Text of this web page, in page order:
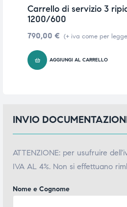
Carrello di servizio 3
1200/600
790,00 € (+ iva come per
AGGIUNGI AL CARRELLO
INVIO
ATTENZIONE: per usufruire
IVA AL 4%. Non si effettuano
Nome e Cognome